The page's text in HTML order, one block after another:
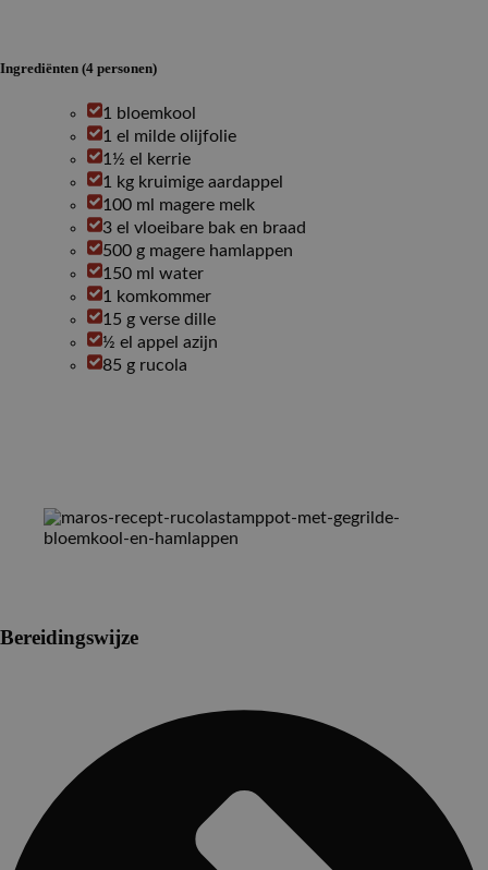
Ingrediënten (4 personen)
1 bloemkool
1 el milde olijfolie
1½ el kerrie
1 kg kruimige aardappel
100 ml magere melk
3 el vloeibare bak en braad
500 g magere hamlappen
150 ml water
1 komkommer
15 g verse dille
½ el appel azijn
85 g rucola
Bereidingswijze